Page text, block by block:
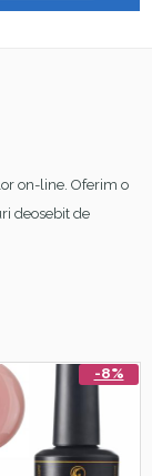
on-line. Oferim o
deosebit de
-8%